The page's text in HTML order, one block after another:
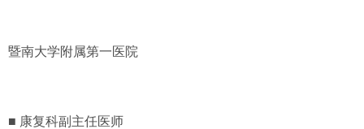
暨南大学附属第一医院
■ 康复科副主任医师